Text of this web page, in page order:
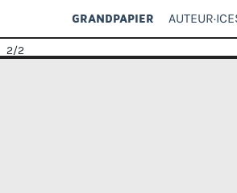
GRANDPAPIER
2/2